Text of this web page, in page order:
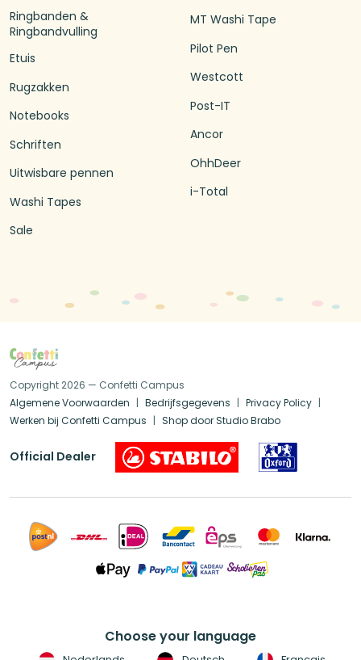
Ringbanden &
Ringbandvulling
Etuis
Rugzakken
Notebooks
Schriften
Uitwisbare pennen
Washi Tapes
Sale
MT Washi Tape
Pilot Pen
Westcott
Post-IT
Ancor
OhhDeer
i-Total
Copyright 2026 — Confetti Campus
Algemene Voorwaarden
Bedrijfsgegevens
Privacy Policy
Werken bij Confetti Campus
Shop door Studio Brabo
Official Dealer
Choose your language